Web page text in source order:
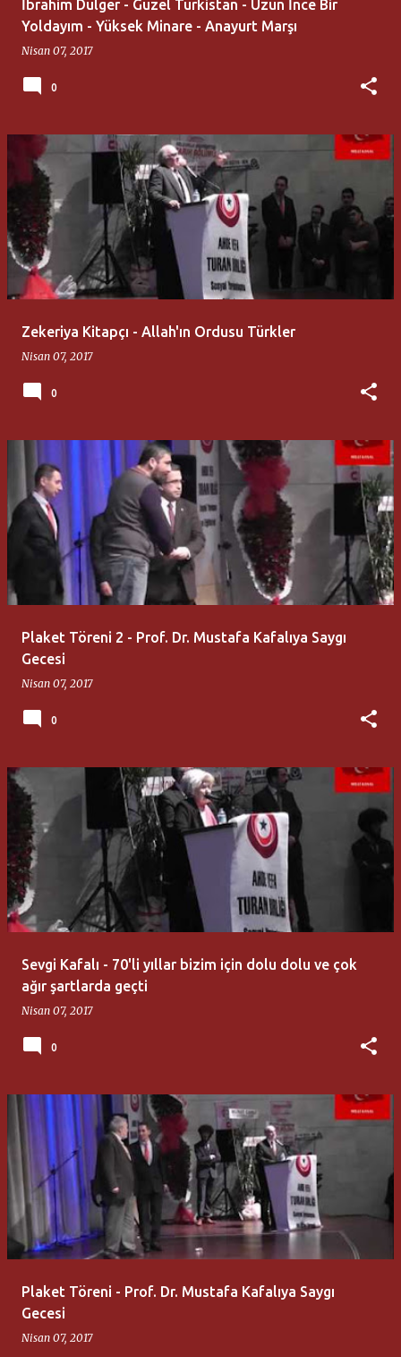
İbrahim Dülger - Güzel Türkistan - Uzun İnce Bir
Yoldayım - Yüksek Minare - Anayurt Marşı
Nisan 07, 2017
0
Zekeriya Kitapçı - Allah'ın Ordusu Türkler
Nisan 07, 2017
0
Plaket Töreni 2 - Prof. Dr. Mustafa Kafalıya Saygı
Gecesi
Nisan 07, 2017
0
Sevgi Kafalı - 70'li yıllar bizim için dolu dolu ve çok
ağır şartlarda geçti
Nisan 07, 2017
0
Plaket Töreni - Prof. Dr. Mustafa Kafalıya Saygı
Gecesi
Nisan 07, 2017